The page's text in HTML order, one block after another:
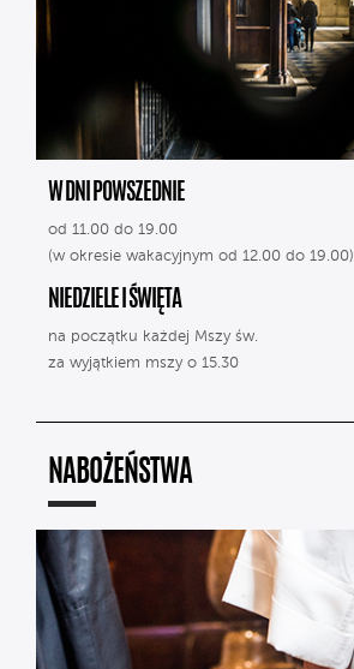
W DNI POWSZEDNIE
od 11.00 do 19.00
(w okresie wakacyjnym od 12.00 do 19.00)
NIEDZIELE I ŚWIĘTA
na początku każdej Mszy św.
za wyjątkiem mszy o 15.30
NABOŻEŃSTWA